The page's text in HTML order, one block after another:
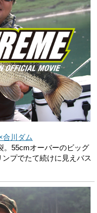
合川ダム
。55cmオーバーのビッグ
プでたて続けに見えバス